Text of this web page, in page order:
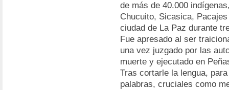
de más de 40.000
Chucuito, Sicasica,
ciudad de La Paz durante
Fue apresado al ser
una vez juzgado por las
muerte y ejecutado en
Tras cortarle la lengua,
palabras, cruciales como